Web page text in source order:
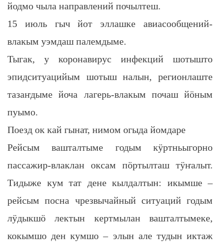
йодмо чыла направлений почылтеш.
15 июль гыч йот эллашке авиасообщений-
влакым уэмдаш палемдыме.
Тыгак, у коронавирус инфекций шотышто
эпидситуацийым шотыш налын, регионлаште
тазаҥдыме йоча лагерь-влакым почаш йӧным
пуымо.
Поезд ок кай гынат, нимом огыда йомдаре
Рейсым вашталтыме годым кӱртньыгорно
пассажир-влаклан оксам пӧртылташ тӱҥалыт.
Тидыже кум тат дене кылдалтын: икымше –
рейсым посна чрезвычайный ситуаций годым
лӱдыкшӧ лектын кертмылан вашталтымеке,
кокымшо ден кумшо – элын але тудын иктаж